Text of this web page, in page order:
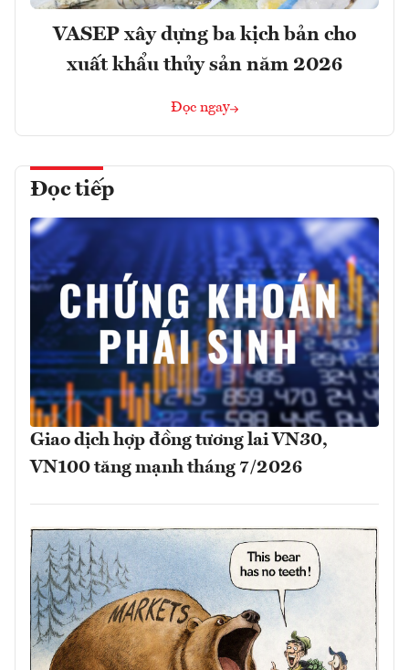
VASEP xây dựng ba kịch bản cho
xuất khẩu thủy sản năm 2026
Đọc ngay
Đọc tiếp
Giao dịch hợp đồng tương lai VN30,
VN100 tăng mạnh tháng 7/2026